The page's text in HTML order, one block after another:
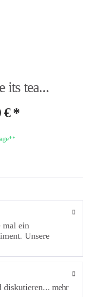
its tea...
€ *
mal ein
Unsere
diskutieren... mehr